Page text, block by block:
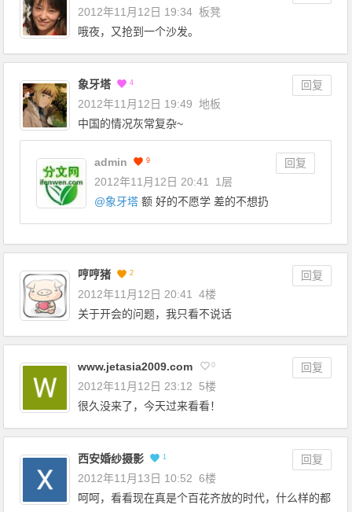
2012年11月12日 19:34 板凳
哦夜，又抢到一个沙发。
象牙塔 4
回复
2012年11月12日 19:49 地板
中国的情况灰常复杂~
admin 9
回复
2012年11月12日 20:41
1层
@象牙塔 额 好的不愿学 差的不想扔
哼哼猪 2
回复
2012年11月12日 20:41
4楼
关于开会的问题，我只看不说话
www.jetasia2009.com 0
回复
2012年11月12日 23:12
5楼
很久没来了，今天过来看看！
西安婚纱摄影 1
回复
2012年11月13日 10:52 6楼
呵呵，看看现在真是个百花齐放的时代，什么样的都